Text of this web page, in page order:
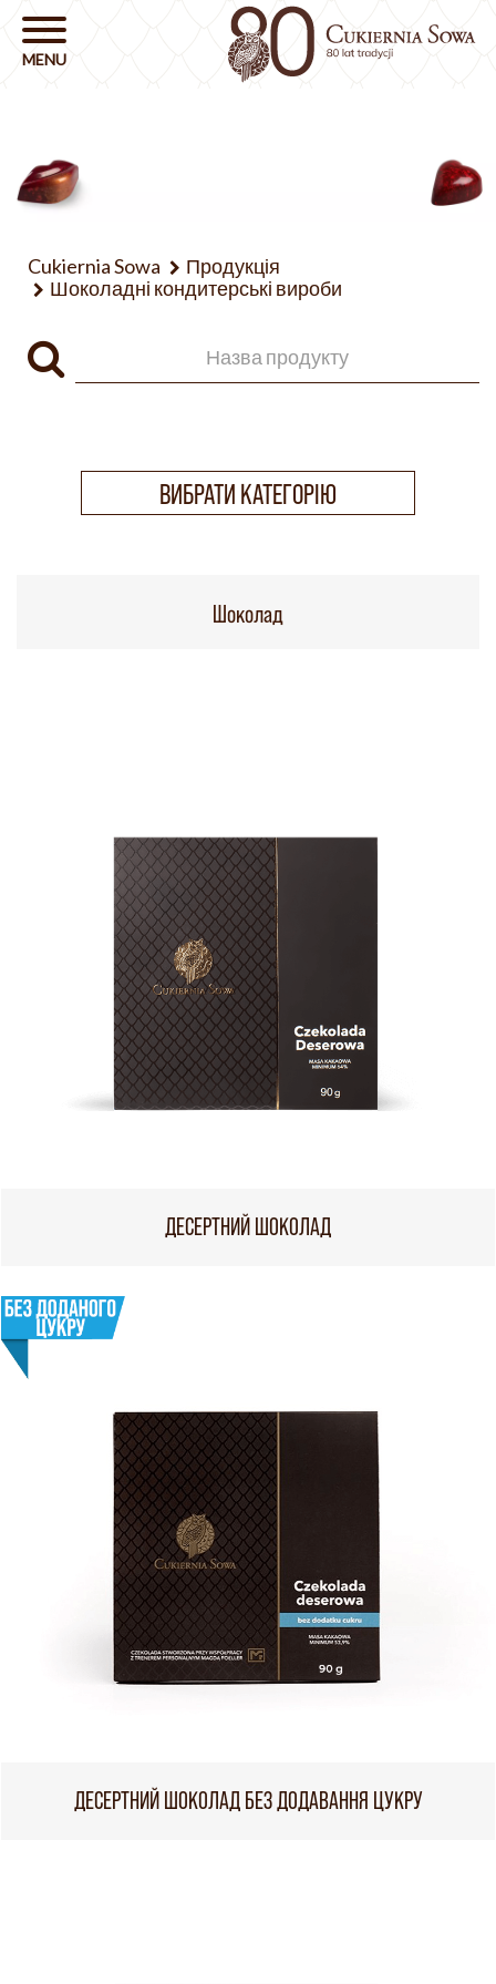
Cukiernia Sowa
Продукція
Шоколадні кондитерські вироби
ВИБРАТИ КАТЕГОРІЮ
Шоколад
ДЕСЕРТНИЙ ШОКОЛАД
ДЕСЕРТНИЙ ШОКОЛАД БЕЗ ДОДАВАННЯ ЦУКРУ